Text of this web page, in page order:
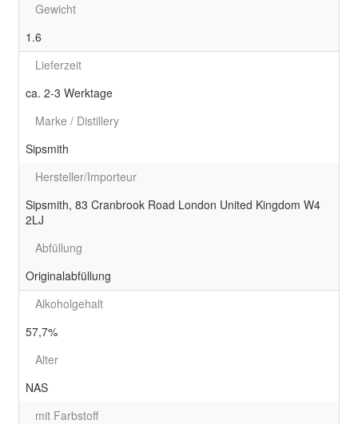
Gewicht
1.6
Lieferzeit
ca. 2-3 Werktage
Marke / Distillery
Sipsmith
Hersteller/Importeur
Sipsmith, 83 Cranbrook Road London United Kingdom W4
2LJ
Abfüllung
Originalabfüllung
Alkoholgehalt
57,7%
Alter
NAS
mit Farbstoff